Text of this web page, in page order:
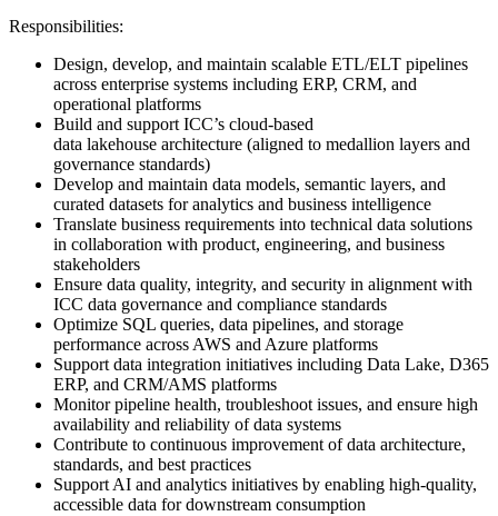
Responsibilities:
Design, develop, and maintain scalable ETL/ELT pipelines
across enterprise systems including ERP, CRM, and
operational platforms
Build and support ICC’s cloud-based
data lakehouse architecture (aligned to medallion layers and
governance standards)
Develop and maintain data models, semantic layers, and
curated datasets for analytics and business intelligence
Translate business requirements into technical data solutions
in collaboration with product, engineering, and business
stakeholders
Ensure data quality, integrity, and security in alignment with
ICC data governance and compliance standards
Optimize SQL queries, data pipelines, and storage
performance across AWS and Azure platforms
Support data integration initiatives including Data Lake, D365
ERP, and CRM/AMS platforms
Monitor pipeline health, troubleshoot issues, and ensure high
availability and reliability of data systems
Contribute to continuous improvement of data architecture,
standards, and best practices
Support AI and analytics initiatives by enabling high-quality,
accessible data for downstream consumption